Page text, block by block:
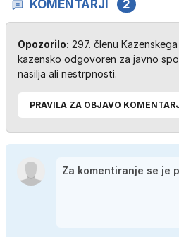
KOMENTARJI 2
Opozorilo: 297. členu
kazensko odgovoren za javno
nasilja ali nestrpnosti.
PRAVILA ZA OBJAVO